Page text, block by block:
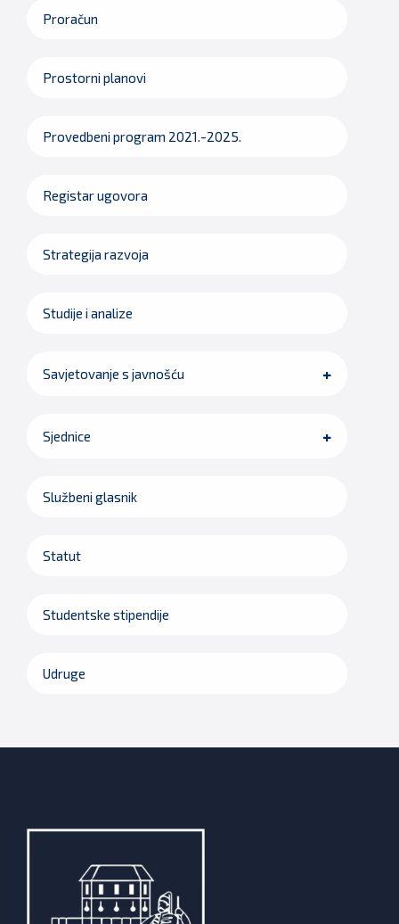
Proračun
Prostorni planovi
Provedbeni program 2021.-2025.
Registar ugovora
Strategija razvoja
Studije i analize
Savjetovanje s javnošću
Sjednice
Službeni glasnik
Statut
Studentske stipendije
Udruge